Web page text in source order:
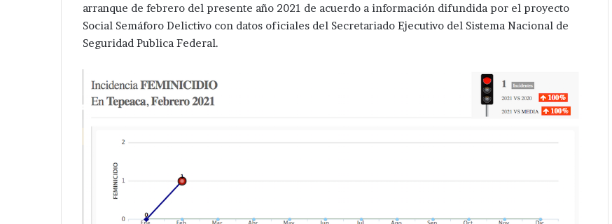
arranque de febrero del presente año 2021 de acuerdo a información difundida por el proyecto
Social Semáforo Delictivo con datos oficiales del Secretariado Ejecutivo del Sistema Nacional de
Seguridad Publica Federal.